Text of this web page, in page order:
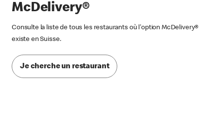
McDelivery®
Consulte la liste de tous les restaurants où l'option McDelivery®
existe en Suisse.
Je cherche un restaurant